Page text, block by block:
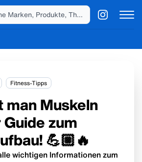
Fitness-Tipps
man Muskeln
Guide zum
💪🏼🔥
wichtigen Informationen zum